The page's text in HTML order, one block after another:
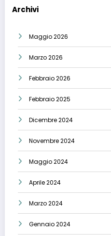
Archivi
Maggio 2026
Marzo 2026
Febbraio 2026
Febbraio 2025
Dicembre 2024
Novembre 2024
Maggio 2024
Aprile 2024
Marzo 2024
Gennaio 2024